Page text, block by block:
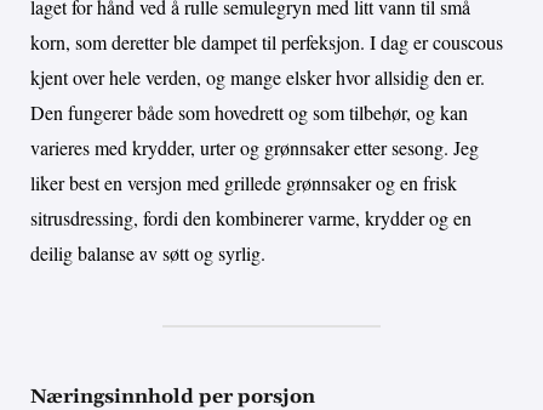
laget for hånd ved å rulle semulegryn med litt vann til små
korn, som deretter ble dampet til perfeksjon. I dag er couscous
kjent over hele verden, og mange elsker hvor allsidig den er.
Den fungerer både som hovedrett og som tilbehør, og kan
varieres med krydder, urter og grønnsaker etter sesong. Jeg
liker best en versjon med grillede grønnsaker og en frisk
sitrusdressing, fordi den kombinerer varme, krydder og en
deilig balanse av søtt og syrlig.
Næringsinnhold per porsjon